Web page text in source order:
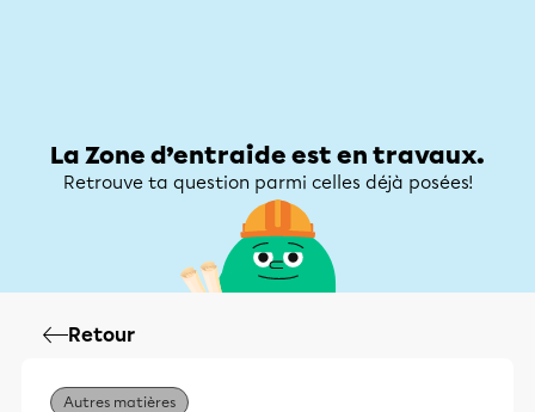
La Zone d’entraide est en travaux.
Retrouve ta question parmi celles déjà posées!
Retour
Autres matières